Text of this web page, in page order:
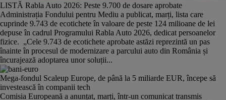
LISTĂ Rabla Auto 2026: Peste 9.700 de dosare aprobate
Administrația Fondului pentru Mediu a publicat, marți, lista care
cuprinde 9.743 de ecotichete în valoare de peste 124 milioane de lei
depuse în cadrul Programului Rabla Auto 2026, dedicat persoanelor
fizice. „Cele 9.743 de ecotichete aprobate astăzi reprezintă un pas
înainte în procesul de modernizare a parcului auto din România și
încurajează adoptarea unor soluții...
Mega-fondul Scaleup Europe, de până la 5 miliarde EUR, începe să
investească în companii tech
Comisia Europeană a anunțat, marți, într-un comunicat transmis